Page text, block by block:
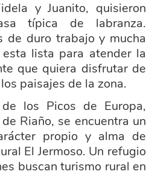
y Juanito, quisieron
típica de labranza.
de duro trabajo y mucha
lista para atender la
que quiera disfrutar de
paisajes de la zona.
los Picos de Europa,
Riaño, se encuentra un
propio y alma de
El Jermoso. Un refugio
buscan turismo rural en